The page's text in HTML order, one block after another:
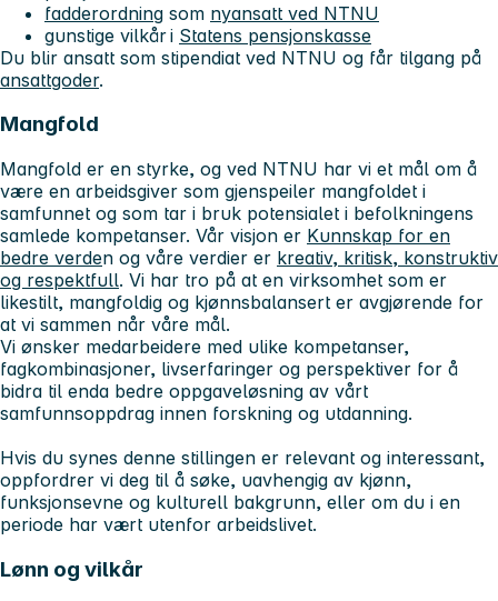
fadderordning som nyansatt ved NTNU
gunstige vilkår i Statens pensjonskasse
Du blir ansatt som stipendiat ved NTNU og får tilgang på
ansattgoder.
Mangfold
Mangfold er en styrke, og ved NTNU har vi et mål om å
være en arbeidsgiver som gjenspeiler mangfoldet i
samfunnet og som tar i bruk potensialet i befolkningens
samlede kompetanser. Vår visjon er Kunnskap for en
bedre verden og våre verdier er kreativ, kritisk, konstruktiv
og respektfull. Vi har tro på at en virksomhet som er
likestilt, mangfoldig og kjønnsbalansert er avgjørende for
at vi sammen når våre mål.
Vi ønsker medarbeidere med ulike kompetanser,
fagkombinasjoner, livserfaringer og perspektiver for å
bidra til enda bedre oppgaveløsning av vårt
samfunnsoppdrag innen forskning og utdanning.
Hvis du synes denne stillingen er relevant og interessant,
oppfordrer vi deg til å søke, uavhengig av kjønn,
funksjonsevne og kulturell bakgrunn, eller om du i en
periode har vært utenfor arbeidslivet.
Lønn og vilkår